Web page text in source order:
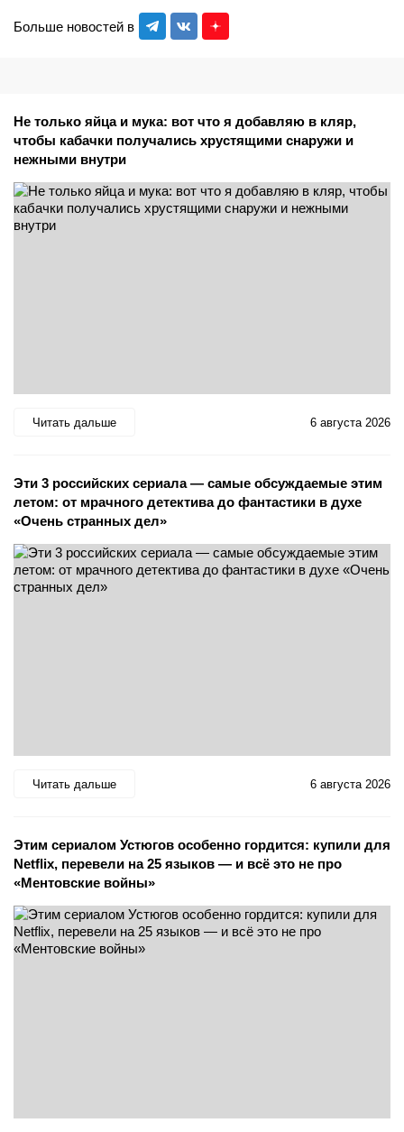
Больше новостей в
Не только яйца и мука: вот что я добавляю в кляр,
чтобы кабачки получались хрустящими снаружи и
нежными внутри
Читать дальше 6 августа 2026
Эти 3 российских сериала — самые обсуждаемые этим
летом: от мрачного детектива до фантастики в духе
«Очень странных дел»
Читать дальше 6 августа 2026
Этим сериалом Устюгов особенно гордится: купили для
Netflix, перевели на 25 языков — и всё это не про
«Ментовские войны»